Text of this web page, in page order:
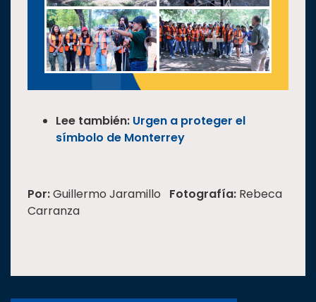
Lee también: Urgen a proteger el
símbolo de Monterrey
Por:Guillermo Jaramillo Fotografía: Rebeca
Carranza